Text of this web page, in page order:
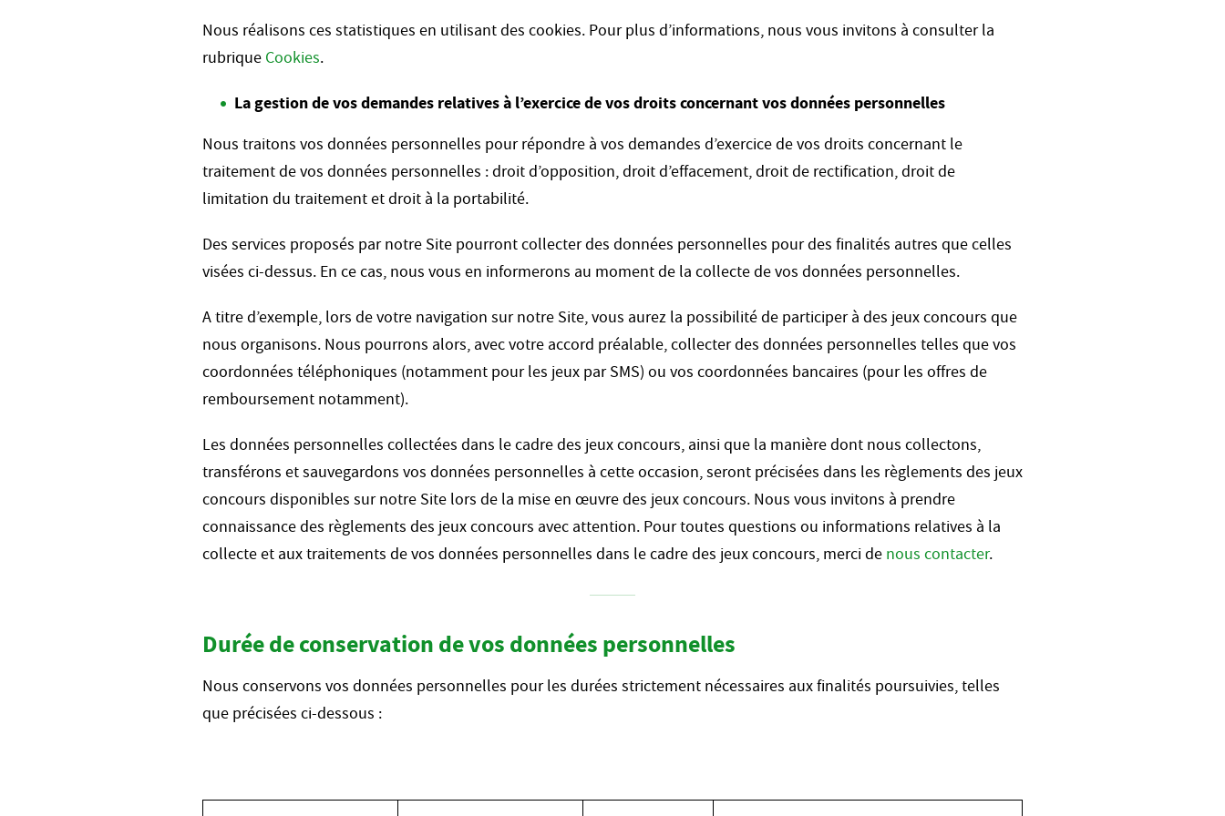
Nous réalisons ces statistiques en utilisant des cookies. Pour plus d’informations, nous vous invitons à consulter la
rubrique Cookies.
La gestion de vos demandes relatives à l’exercice de vos droits concernant vos données personnelles
Nous traitons vos données personnelles pour répondre à vos demandes d’exercice de vos droits concernant le
traitement de vos données personnelles : droit d’opposition, droit d’effacement, droit de rectification, droit de
limitation du traitement et droit à la portabilité.
Des services proposés par notre Site pourront collecter des données personnelles pour des finalités autres que celles
visées ci-dessus. En ce cas, nous vous en informerons au moment de la collecte de vos données personnelles.
A titre d’exemple, lors de votre navigation sur notre Site, vous aurez la possibilité de participer à des jeux concours que
nous organisons. Nous pourrons alors, avec votre accord préalable, collecter des données personnelles telles que vos
coordonnées téléphoniques (notamment pour les jeux par SMS) ou vos coordonnées bancaires (pour les offres de
remboursement notamment).
Les données personnelles collectées dans le cadre des jeux concours, ainsi que la manière dont nous collectons,
transférons et sauvegardons vos données personnelles à cette occasion, seront précisées dans les règlements des jeux
concours disponibles sur notre Site lors de la mise en œuvre des jeux concours. Nous vous invitons à prendre
connaissance des règlements des jeux concours avec attention. Pour toutes questions ou informations relatives à la
collecte et aux traitements de vos données personnelles dans le cadre des jeux concours, merci de nous contacter.
Durée de conservation de vos données personnelles
Nous conservons vos données personnelles pour les durées strictement nécessaires aux finalités poursuivies, telles
que précisées ci-dessous :